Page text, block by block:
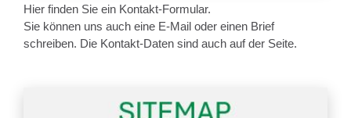
Hier finden Sie ein Kontakt-Formular.
Sie können uns auch eine E-Mail oder einen Brief
schreiben. Die Kontakt-Daten sind auch auf der Seite.